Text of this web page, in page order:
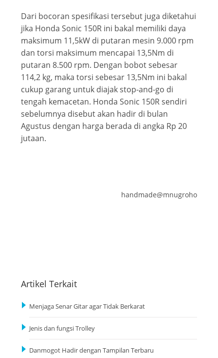
Dari bocoran spesifikasi tersebut juga diketahui
jika Honda Sonic 150R ini bakal memiliki daya
maksimum 11,5kW di putaran mesin 9.000 rpm
dan torsi maksimum mencapai 13,5Nm di
putaran 8.500 rpm. Dengan bobot sebesar
114,2 kg, maka torsi sebesar 13,5Nm ini bakal
cukup garang untuk diajak stop-and-go di
tengah kemacetan. Honda Sonic 150R sendiri
sebelumnya disebut akan hadir di bulan
Agustus dengan harga berada di angka Rp 20
jutaan.
handmade@mnugroho
Artikel Terkait
Menjaga Senar Gitar agar Tidak Berkarat
Jenis dan fungsi Trolley
Danmogot Hadir dengan Tampilan Terbaru